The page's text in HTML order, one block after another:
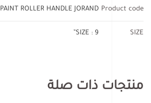
Product code
PAINT ROLLER HANDLE JORAND
SIZE
SIZE : 9”
منتجات ذات صلة